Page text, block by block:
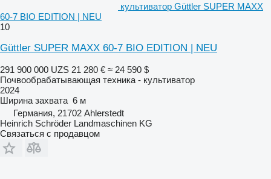
культиватор Güttler SUPER MAXX
60-7 BIO EDITION | NEU
10
Güttler SUPER MAXX 60-7 BIO EDITION | NEU
291 900 000 UZS 21 280 € ≈ 24 590 $
Почвообрабатывающая техника - культиватор
2024
Ширина захвата 6 м
Германия, 21702 Ahlerstedt
Heinrich Schröder Landmaschinen KG
Связаться с продавцом